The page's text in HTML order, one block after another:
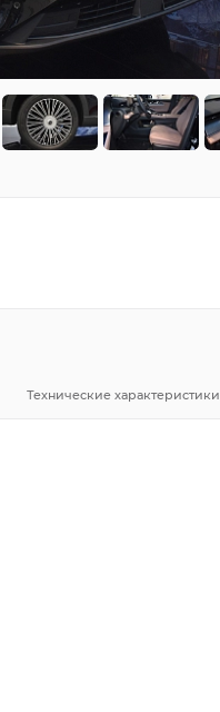
Технические характеристики